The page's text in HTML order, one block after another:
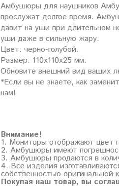
Амбушюры для наушников
прослужат долгое время.
давит на уши при длительном
уши даже в сильную жару.
Цвет: черно-голубой.
Размер: 110х110х25 мм.
Обновите внешний вид ваших
*Если вы не знаете, как
нам!
Внимание!
1. Мониторы отображают цвет
2. Амбушюры имеют
3. Амбушюры продаются в
4. Все изделия
собственностью оригинальной
Покупая наш товар, вы